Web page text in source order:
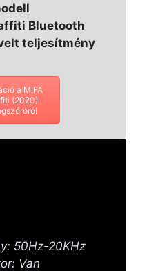
Bluetooth
teljesítmény
a MIFA
(2020)
50Hz-20KHz
Van